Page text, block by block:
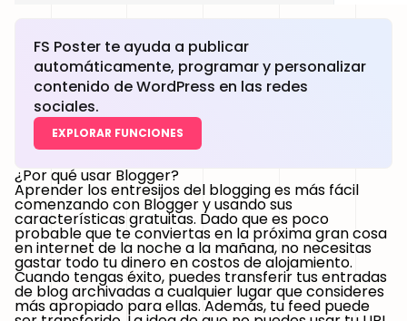
FS Poster te ayuda a publicar
automáticamente, programar y personalizar
contenido de WordPress en las redes
sociales.
EXPLORAR FUNCIONES
¿Por qué usar Blogger?
Aprender los entresijos del blogging es más fácil
comenzando con Blogger y usando sus
características gratuitas. Dado que es poco
probable que te conviertas en la próxima gran cosa
en internet de la noche a la mañana, no necesitas
gastar todo tu dinero en costos de alojamiento.
Cuando tengas éxito, puedes transferir tus entradas
de blog archivadas a cualquier lugar que consideres
más apropiado para ellas. Además, tu feed puede